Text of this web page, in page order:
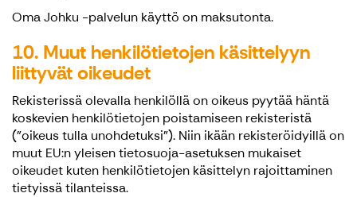
Oma Johku -palvelun käyttö on maksutonta.
10. Muut henkilötietojen käsittelyyn
liittyvät oikeudet
Rekisterissä olevalla henkilöllä on oikeus pyytää häntä
koskevien henkilötietojen poistamiseen rekisteristä
("oikeus tulla unohdetuksi"). Niin ikään rekisteröidyillä on
muut EU:n yleisen tietosuoja-asetuksen mukaiset
oikeudet kuten henkilötietojen käsittelyn rajoittaminen
tietyissä tilanteissa.